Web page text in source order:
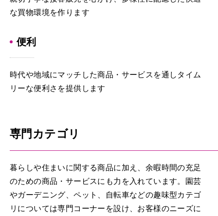
な買物環境を作ります
便利
時代や地域にマッチした商品・サービスを通しタイム
リーな便利さを提供します
専門カテゴリ
暮らしや住まいに関する商品に加え、余暇時間の充足
のための商品・サービスにも力を入れています。園芸
やガーデニング、ペット、自転車などの趣味型カテゴ
リについては専門コーナーを設け、お客様のニーズに